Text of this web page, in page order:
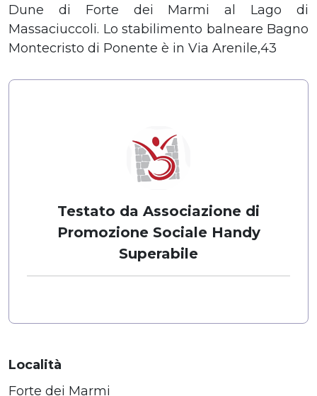
Dune di Forte dei Marmi al Lago di
Massaciuccoli. Lo stabilimento balneare Bagno
Montecristo di Ponente è in Via Arenile,43
Testato da Associazione di
Promozione Sociale Handy
Superabile
Località
Forte dei Marmi